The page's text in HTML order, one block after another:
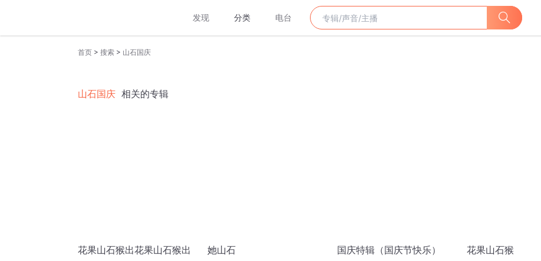
发现 分类 电台
首页 > 搜索 > 山石国庆
山石国庆 相关的专辑
花果山石猴出花果山石猴出 她山石 国庆特辑（国庆节快乐） 花果山石猴